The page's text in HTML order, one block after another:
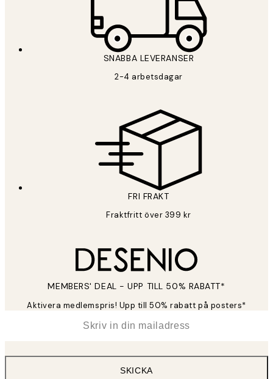
SNABBA LEVERANSER
2-4 arbetsdagar
FRI FRAKT
Fraktfritt över 399 kr
MEMBERS' DEAL - UPP TILL 50% RABATT*
Aktivera medlemspris! Upp till 50% rabatt på posters*
SKICKA